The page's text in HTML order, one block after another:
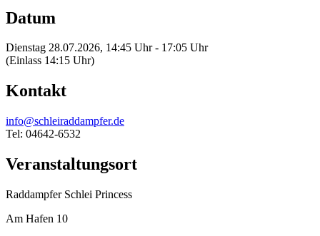
Datum
Dienstag 28.07.2026, 14:45 Uhr - 17:05 Uhr
(Einlass 14:15 Uhr)
Kontakt
info@schleiraddampfer.de
Tel: 04642-6532
Veranstaltungsort
Raddampfer Schlei Princess
Am Hafen 10